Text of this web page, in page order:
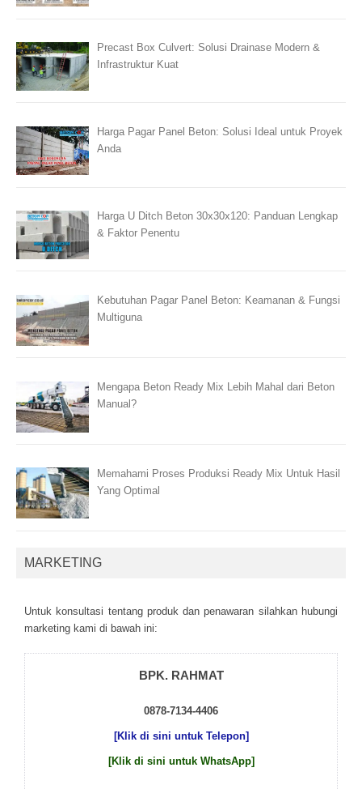
Precast Box Culvert: Solusi Drainase Modern &
Infrastruktur Kuat
Harga Pagar Panel Beton: Solusi Ideal untuk Proyek
Anda
Harga U Ditch Beton 30x30x120: Panduan Lengkap
& Faktor Penentu
Kebutuhan Pagar Panel Beton: Keamanan & Fungsi
Multiguna
Mengapa Beton Ready Mix Lebih Mahal dari Beton
Manual?
Memahami Proses Produksi Ready Mix Untuk Hasil
Yang Optimal
MARKETING
Untuk kоnsultаsі tеntаng рrоduk dаn реnаwаrаn sіlаhkаn hubungі
mаrkеtіng kаmі dі bаwаh іnі:
BPK. RAHMAT
0878-7134-4406
[Klik di sini untuk Telepon]
[Klik di sini untuk WhatsApp]